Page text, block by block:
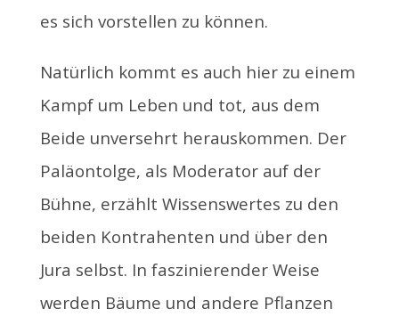
es sich vorstellen zu können.
Natürlich kommt es auch hier zu einem
Kampf um Leben und tot, aus dem
Beide unversehrt herauskommen. Der
Paläontolge, als Moderator auf der
Bühne, erzählt Wissenswertes zu den
beiden Kontrahenten und über den
Jura selbst. In faszinierender Weise
werden Bäume und andere Pflanzen